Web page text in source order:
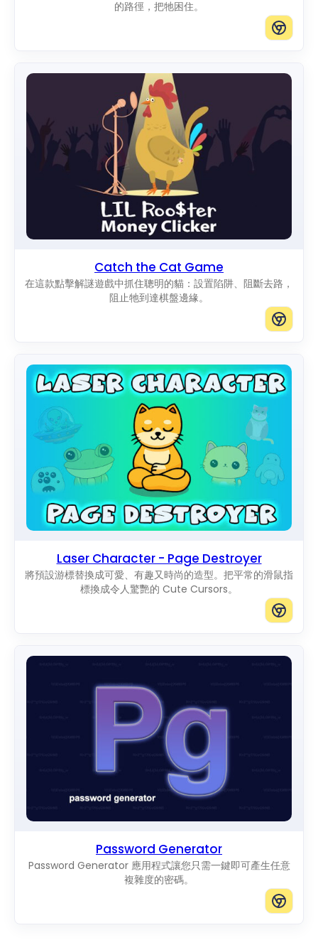
的路徑，把牠困住。
Catch the Cat Game
在這款點擊解謎遊戲中抓住聰明的貓：設置陷阱、阻斷去路，
阻止牠到達棋盤邊緣。
Laser Character - Page Destroyer
將預設游標替換成可愛、有趣又時尚的造型。把平常的滑鼠指
標換成令人驚艷的 Cute Cursors。
Password Generator
Password Generator 應用程式讓您只需一鍵即可產生任意
複雜度的密碼。